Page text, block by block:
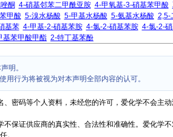
酮 4-硝基邻苯二甲酰亚胺 4-甲氧基-3-硝基苯甲酸
甲酸 5-溴水杨酸 5-甲基水杨酸 5-氨基水杨酸 2,5-
基苯 4-甲基-2-硝基苯胺 4-氯-2-硝基苯胺 4-氯-2-
基苯甲酸甲酯 2-特丁基苯酚
明。
行为将被视为对本声明全部内容的认可。
密码等个人资料，未经您的许可，爱化学不会主
保证供应商的真实性、合法性和准确性。爱化学
。